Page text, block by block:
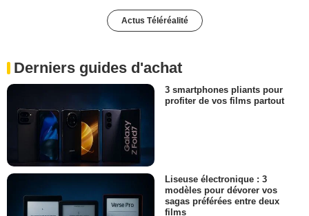
Actus Téléréalité
Derniers guides d'achat
3 smartphones pliants pour
profiter de vos films partout
Liseuse électronique : 3
modèles pour dévorer vos
sagas préférées entre deux
films